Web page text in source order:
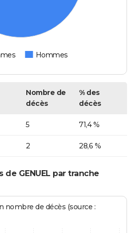
Hommes
Nombre de
décès
% des
décès
5 71,4 %
2 28,6 %
GENUEL par tranche
nombre de décès (source :